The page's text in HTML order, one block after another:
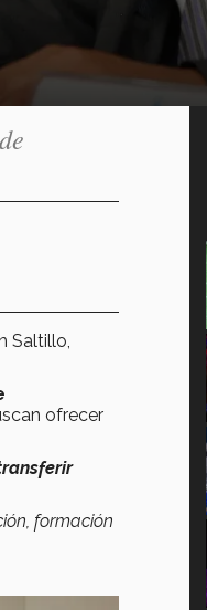
Saltillo,
ofrecer
formación